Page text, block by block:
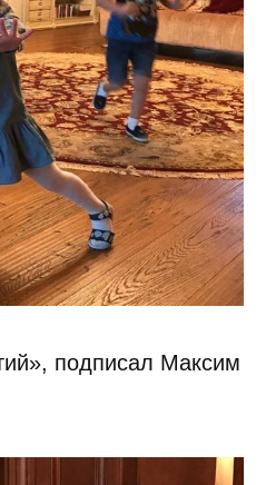
подписал Максим